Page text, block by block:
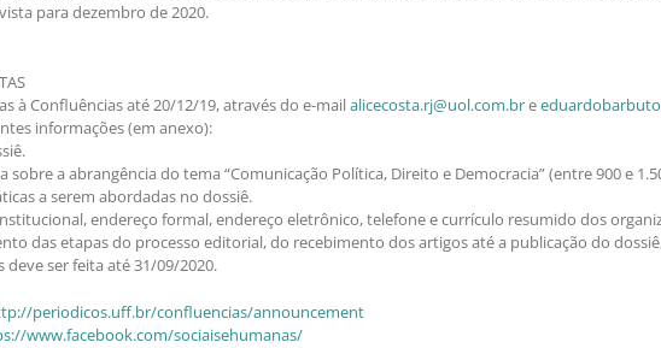
para dezembro de 2020.
à Confluências até 20/12/19, através do e-mailalicecosta.rj@uol.com.bre
informações (em anexo):
sobre a abrangência do tema “Comunicação Política, Direito e Democracia” (entre 900 e
a serem abordadas no dossiê.
endereço formal, endereço eletrônico, telefone e currículo resumido dos
das etapas do processo editorial, do recebimento dos artigos até a publicação do
ser feita até 31/09/2020.
periodicos.uff.br/confluencias/announcement
www.facebook.com/sociaisehumanas/